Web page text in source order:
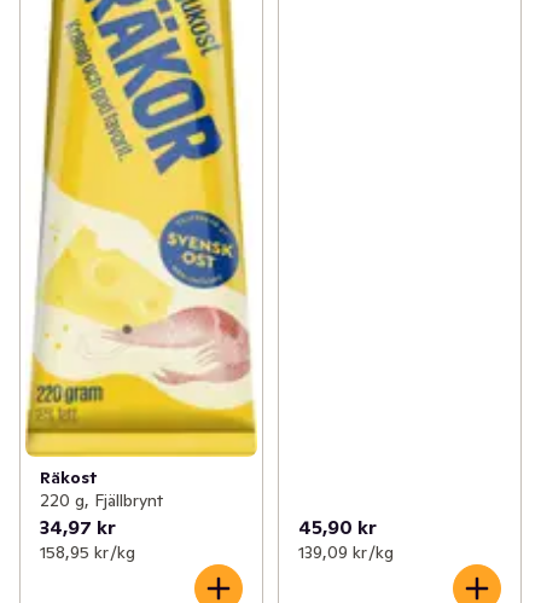
Räkost
220 g, Fjällbrynt
34,97 kr
158,95 kr /kg
45,90 kr
139,09 kr /kg